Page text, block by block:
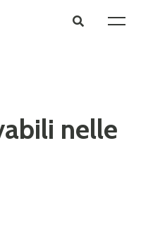
nelle